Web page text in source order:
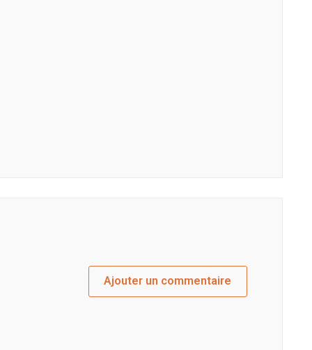
Ajouter un commentaire